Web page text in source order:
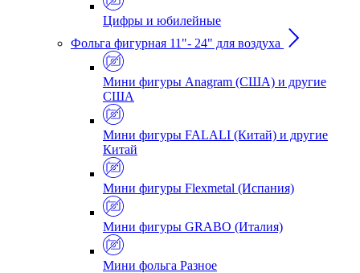
Цифры и юбилейные
Фольга фигурная 11"- 24" для воздуха
Мини фигуры Anagram (США) и другие
США
Мини фигуры FALALI (Китай) и другие
Китай
Мини фигуры Flexmetal (Испания)
Мини фигуры GRABO (Италия)
Мини фольга Разное